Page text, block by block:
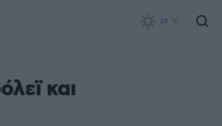
29 °C
και